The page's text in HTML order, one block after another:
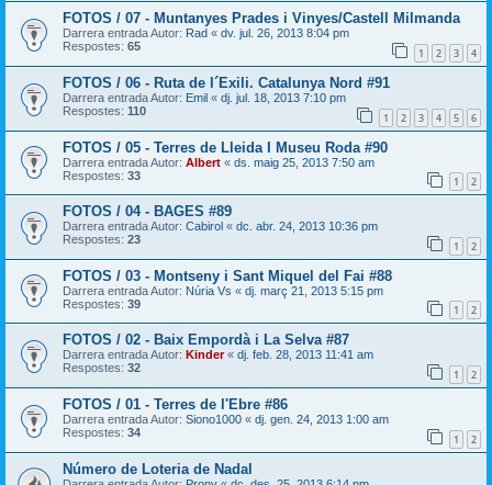
FOTOS / 07 - Muntanyes Prades i Vinyes/Castell Milmanda
Darrera entrada Autor: Rad « dv. jul. 26, 2013 8:04 pm
Respostes: 65 1 2 3 4
FOTOS / 06 - Ruta de l´Exili. Catalunya Nord #91
Darrera entrada Autor: Emil « dj. jul. 18, 2013 7:10 pm
Respostes: 110 1 2 3 4 5 6
FOTOS / 05 - Terres de Lleida I Museu Roda #90
Darrera entrada Autor: Albert « ds. maig 25, 2013 7:50 am
Respostes: 33 1 2
FOTOS / 04 - BAGES #89
Darrera entrada Autor: Cabirol « dc. abr. 24, 2013 10:36 pm
Respostes: 23 1 2
FOTOS / 03 - Montseny i Sant Miquel del Fai #88
Darrera entrada Autor: Núria Vs « dj. març 21, 2013 5:15 pm
Respostes: 39 1 2
FOTOS / 02 - Baix Empordà i La Selva #87
Darrera entrada Autor: Kinder« dj. feb. 28, 2013 11:41 am
Respostes: 32 1 2
FOTOS / 01 - Terres de l'Ebre #86
Darrera entrada Autor: Siono1000 « dj. gen. 24, 2013 1:00 am
Respostes: 34 1 2
Número de Loteria de Nadal